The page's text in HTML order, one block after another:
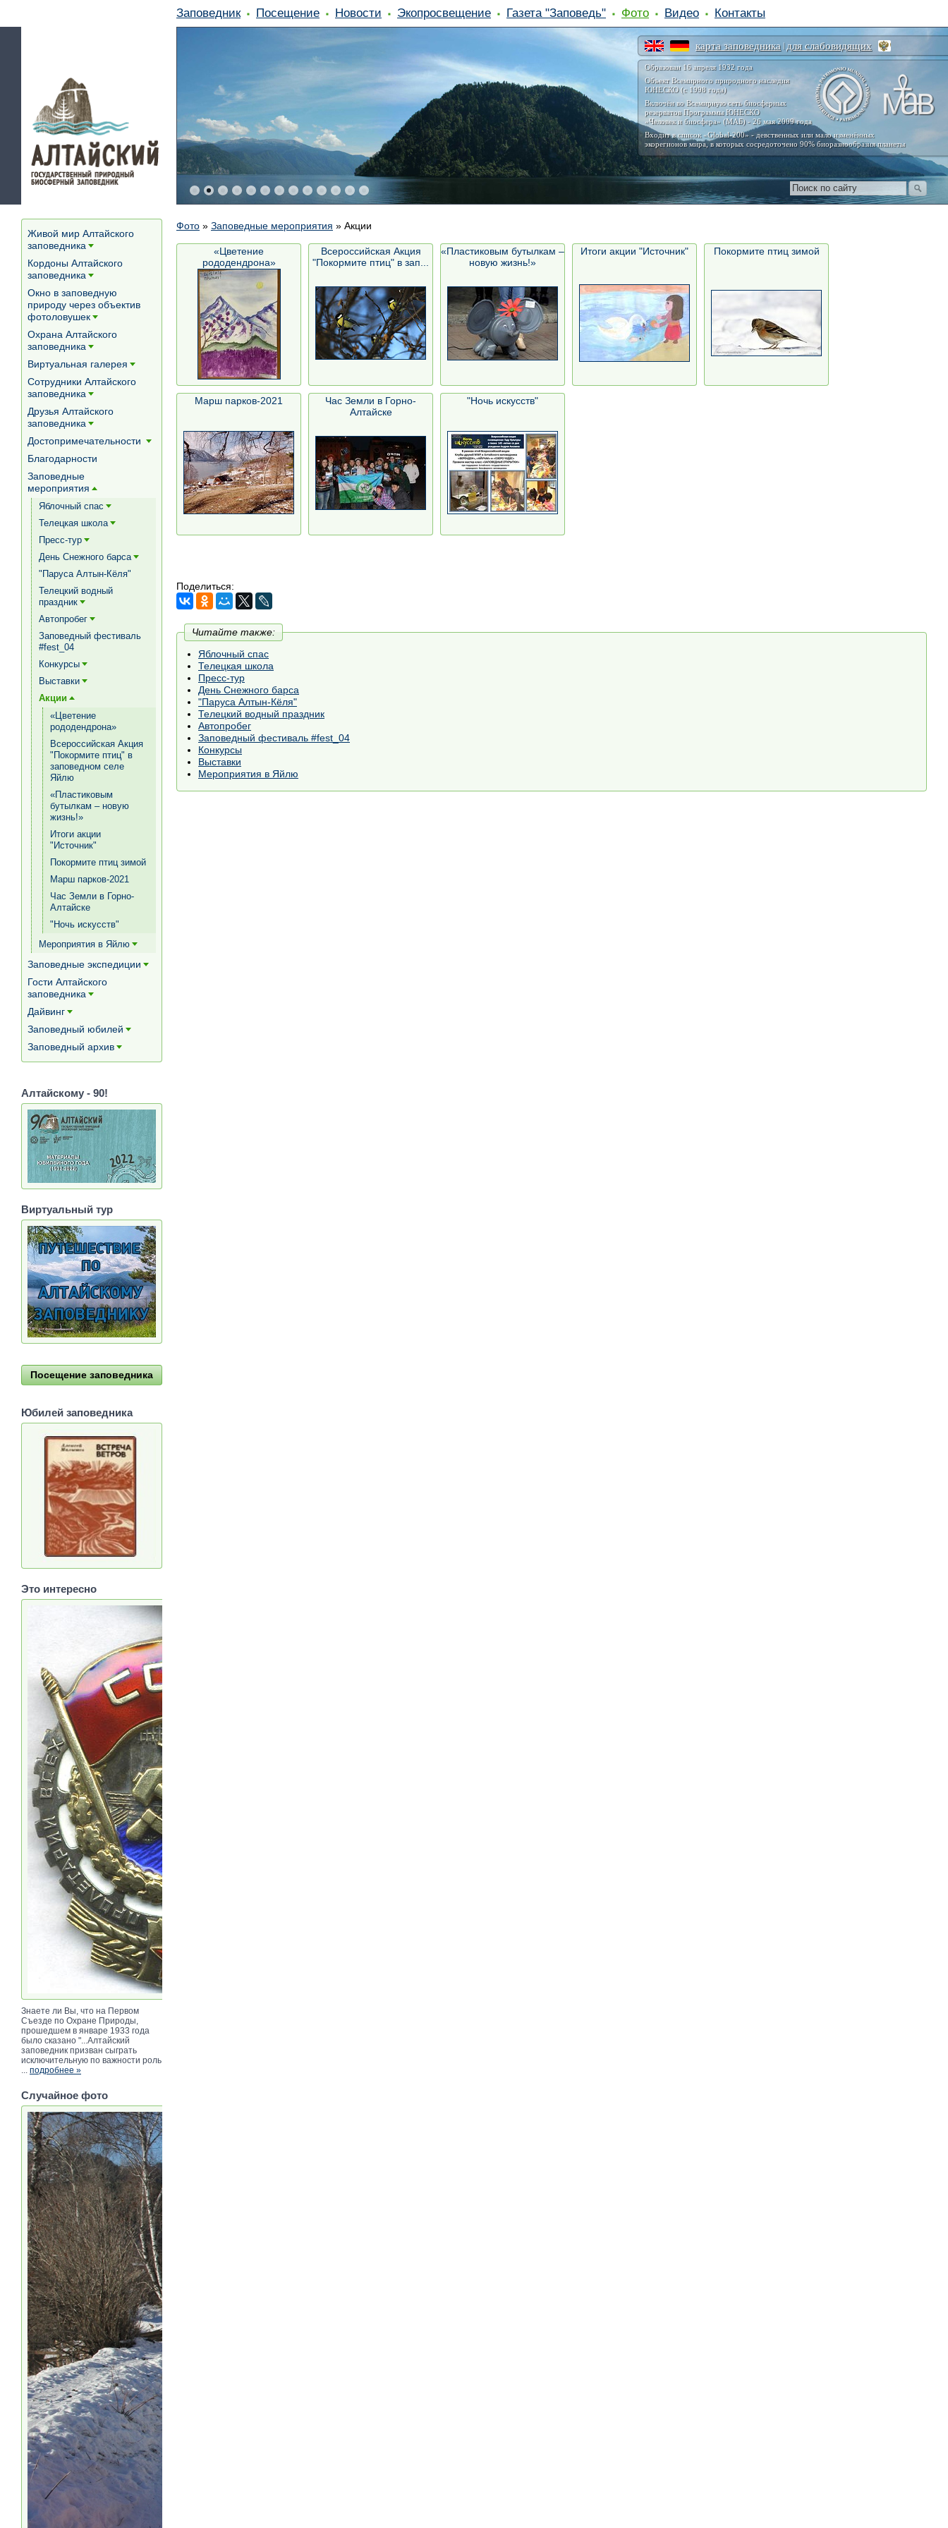
карта заповедника | для слабовидящих
Образован 16 апреля 1932 года
Объект Всемирного природного наследия
ЮНЕСКО (с 1998 года)
Включён во Всемирную сеть биосферных
резерватов Программы ЮНЕСКО
«Человек и биосфера» (МАБ) - 26 мая 2009 года
Входит в список «Global-200» - девственных или мало изменённых
экорегионов мира, в которых сосредоточено 90% биоразнообразия планеты
Заповедник Посещение Новости Экопросвещение Газета "Заповедь" Фото Видео Контакты
Фото » Заповедные мероприятия » Акции
«Цветение
рододендрона»
Всероссийская Акция
"Покормите птиц" в зап...
«Пластиковым бутылкам –
новую жизнь!»
Итоги акции "Источник" Покормите птиц зимой
Марш парков-2021
Час Земли в Горно-
Алтайске
"Ночь искусств"
Поделиться:
Читайте также:
Яблочный спас
Телецкая школа
Пресс-тур
День Снежного барса
"Паруса Алтын-Кёля"
Телецкий водный праздник
Автопробег
Заповедный фестиваль #fest_04
Конкурсы
Выставки
Мероприятия в Яйлю
Живой мир Алтайского
заповедника
Кордоны Алтайского
заповедника
Окно в заповедную
природу через объектив
фотоловушек
Охрана Алтайского
заповедника
Виртуальная галерея
Сотрудники Алтайского
заповедника
Друзья Алтайского
заповедника
Достопримечательности
Благодарности
Заповедные
мероприятия [+]
Яблочный спас
Телецкая школа
Пресс-тур
День Снежного барса
"Паруса Алтын-Кёля"
Телецкий водный
праздник
Автопробег
Заповедный фестиваль
#fest_04
Конкурсы
Выставки
Акции [+]
«Цветение
рододендрона»
Всероссийская Акция
"Покормите птиц" в
заповедном селе
Яйлю
«Пластиковым
бутылкам – новую
жизнь!»
Итоги акции
"Источник"
Покормите птиц зимой
Марш парков-2021
Час Земли в Горно-
Алтайске
"Ночь искусств"
Мероприятия в Яйлю
Заповедные экспедиции
Гости Алтайского
заповедника
Дайвинг
Заповедный юбилей
Заповедный архив
Алтайскому - 90!
Виртуальный тур
Посещение заповедника
Юбилей заповедника
Это интересно
Знаете ли Вы, что на Первом
Съезде по Охране Природы,
прошедшем в январе 1933 года
было сказано "...Алтайский
заповедник призван сыграть
исключительную по важности роль
... подробнее »
Случайное фото